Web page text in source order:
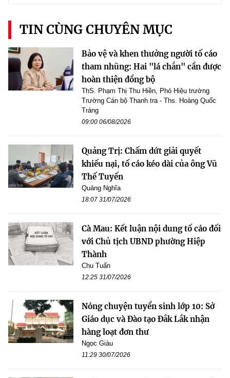
TIN CÙNG CHUYÊN MỤC
Bảo vệ và khen thưởng người tố cáo
tham nhũng: Hai "lá chắn" cần được
hoàn thiện đồng bộ
ThS. Phạm Thị Thu Hiền, Phó Hiệu trường
Trường Cán bộ Thanh tra - Ths. Hoàng Quốc
Tráng
09:00 06/08/2026
Quảng Trị: Chấm dứt giải quyết
khiếu nại, tố cáo kéo dài của ông Vũ
Thế Tuyến
Quảng Nghĩa
18:07 31/07/2026
Cà Mau: Kết luận nội dung tố cáo đối
với Chủ tịch UBND phường Hiệp
Thành
Chu Tuấn
12:25 31/07/2026
Nóng chuyện tuyển sinh lớp 10: Sở
Giáo dục và Đào tạo Đắk Lắk nhận
hàng loạt đơn thư
Ngọc Giàu
11:29 30/07/2026